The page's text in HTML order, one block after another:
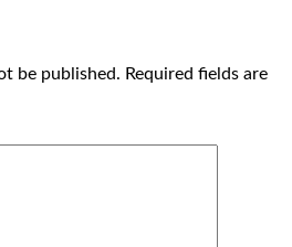
be published. Required fields are